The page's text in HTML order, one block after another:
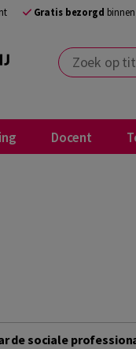
Gratis bezorgd
Zoek op titel,
Docent
de sociale